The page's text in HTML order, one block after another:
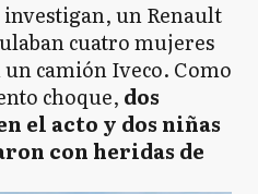
investigan, un Renault
cuatro mujeres
camión Iveco. Como
choque, dos
el acto y dos niñas
con heridas de